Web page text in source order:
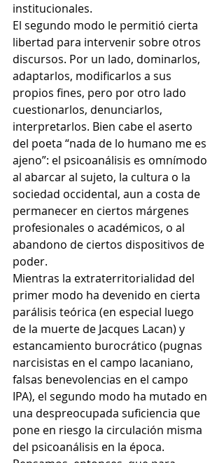
institucionales.
El segundo modo le permitió cierta
libertad para intervenir sobre otros
discursos. Por un lado, dominarlos,
adaptarlos, modificarlos a sus
propios fines, pero por otro lado
cuestionarlos, denunciarlos,
interpretarlos. Bien cabe el aserto
del poeta “nada de lo humano me es
ajeno”: el psicoanálisis es omnímodo
al abarcar al sujeto, la cultura o la
sociedad occidental, aun a costa de
permanecer en ciertos márgenes
profesionales o académicos, o al
abandono de ciertos dispositivos de
poder.
Mientras la extraterritorialidad del
primer modo ha devenido en cierta
parálisis teórica (en especial luego
de la muerte de Jacques Lacan) y
estancamiento burocrático (pugnas
narcisistas en el campo lacaniano,
falsas benevolencias en el campo
IPA), el segundo modo ha mutado en
una despreocupada suficiencia que
pone en riesgo la circulación misma
del psicoanálisis en la época.